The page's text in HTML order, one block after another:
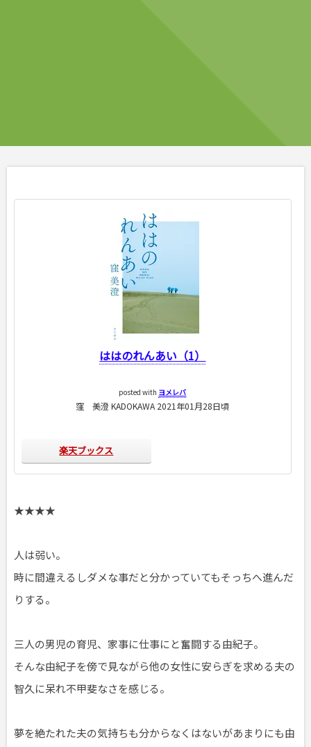
ははのれんあい（1）
posted with ヨメレバ
窪 美澄 KADOKAWA 2021年01月28日頃
楽天ブックス
★★★★
人は弱い。
時に間違えるしダメな事だと分かっていてもそっちへ進んだ
りする。
三人の男児の育児、家事に仕事にと奮闘する由紀子。
そんな由紀子を傍で見ながら他の女性に安らぎを求める夫の
智久に呆れ不甲斐なさを感じる。
夢を絶たれた夫の気持ちも分からなくはないがあまりにも由